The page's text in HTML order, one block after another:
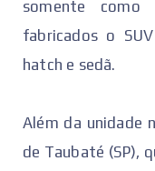
somente como
fabricados o
hatch e sedã.
Além da unidade
de Taubaté (SP),